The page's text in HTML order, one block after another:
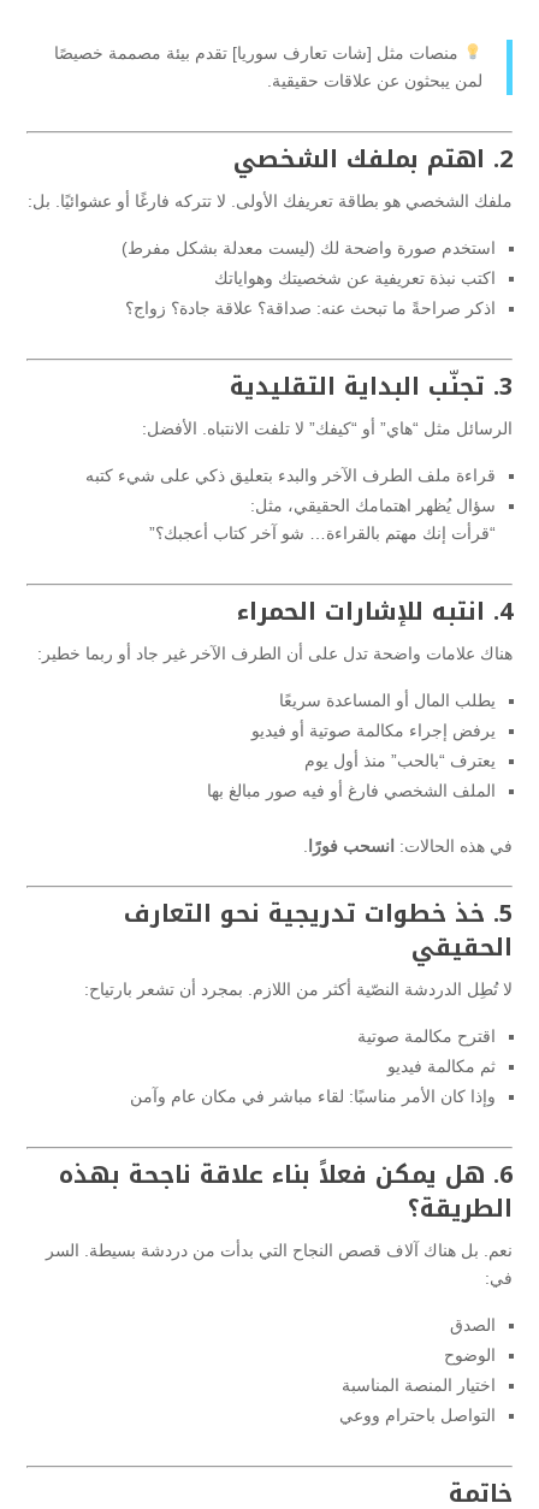
منصات مثل [شات تعارف سوريا] تقدم بيئة مصممة خصيصًا
لمن يبحثون عن علاقات حقيقية.
2. اهتم بملفك الشخصي
ملفك الشخصي هو بطاقة تعريفك الأولى. لا تتركه فارغًا أو عشوائيًا. بل:
استخدم صورة واضحة لك (ليست معدلة بشكل مفرط)
اكتب نبذة تعريفية عن شخصيتك وهواياتك
اذكر صراحةً ما تبحث عنه: صداقة؟ علاقة جادة؟ زواج؟
3. تجنّب البداية التقليدية
الرسائل مثل “هاي” أو “كيفك” لا تلفت الانتباه. الأفضل:
قراءة ملف الطرف الآخر والبدء بتعليق ذكي على شيء كتبه
سؤال يُظهر اهتمامك الحقيقي، مثل:
“قرأت إنك مهتم بالقراءة… شو آخر كتاب أعجبك؟”
4. انتبه للإشارات الحمراء
هناك علامات واضحة تدل على أن الطرف الآخر غير جاد أو ربما خطير:
يطلب المال أو المساعدة سريعًا
يرفض إجراء مكالمة صوتية أو فيديو
يعترف “بالحب” منذ أول يوم
الملف الشخصي فارغ أو فيه صور مبالغ بها
في هذه الحالات: انسحب فورًا
5. خذ خطوات تدريجية نحو التعارف
الحقيقي
لا تُطِل الدردشة النصّية أكثر من اللازم. بمجرد أن تشعر بارتياح:
اقترح مكالمة صوتية
ثم مكالمة فيديو
وإذا كان الأمر مناسبًا: لقاء مباشر في مكان عام وآمن
6. هل يمكن فعلاً بناء علاقة ناجحة بهذه
الطريقة؟
نعم. بل هناك آلاف قصص النجاح التي بدأت من دردشة بسيطة. السر
في:
الصدق
الوضوح
اختيار المنصة المناسبة
التواصل باحترام ووعي
خاتمة